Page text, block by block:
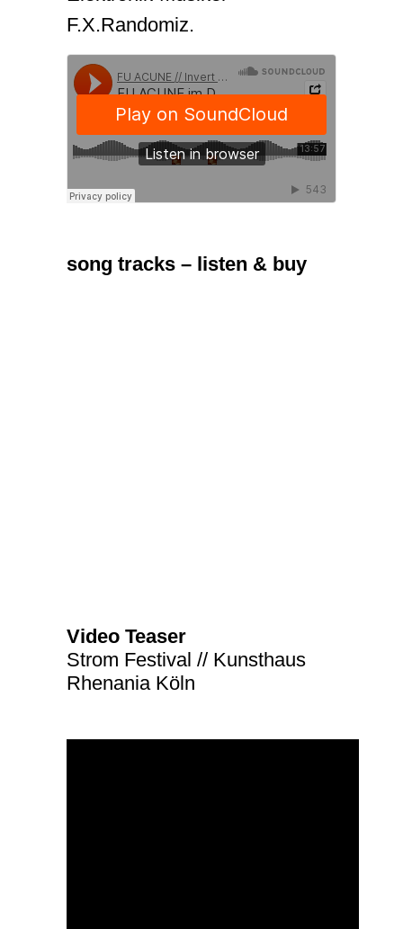
F.X.Randomiz.
song tracks – listen & buy
Video Teaser
Strom Festival // Kunsthaus
Rhenania Köln